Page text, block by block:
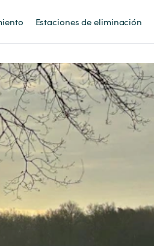
Estaciones de eliminación